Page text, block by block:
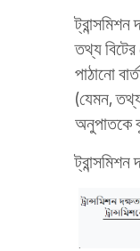
তথ্য বিটের
পাঠানো
(যেমন,
অনুপাতকে